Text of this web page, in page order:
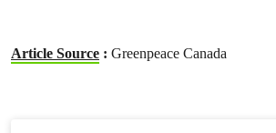
Article Source : Greenpeace Canada